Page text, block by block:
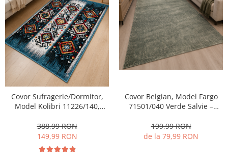
Covor Sufragerie/Dormitor,
Model Kolibri 11226/140,
388,99 RON
149,99 RON
Covor Belgian, Model Fargo
71501/040 Verde Salvie –
Antialergic
199,99 RON
de la 79,99 RON